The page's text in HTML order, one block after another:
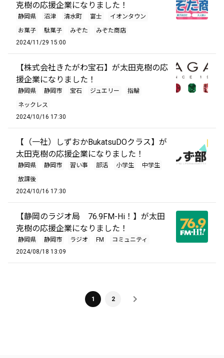
克樹の応援企業になりました！
静岡県 沼津 清水町 富士
イオンタウン
お菓子
駄菓子 みぞた
みぞた商店
2024/11/29 15:00
【株式会社きたがわ宝石】が太田克樹の応
援企業になりました！
静岡県 静岡市 宝石 ジュエリー
指輪
ネックレス
2024/10/16 17:30
【（一社）しずおかBukatsuDOクラス】が
太田克樹の応援企業になりました！
静岡県 静岡市 習い事 部活 小学生
中学生
放課後
2024/10/16 17:30
【静岡のラジオ局 76.9FM-Hi！】が太田
克樹の応援企業になりました！
静岡県 静岡市 ラジオ FM
コミュニティ
2024/08/18 13:09
1 2